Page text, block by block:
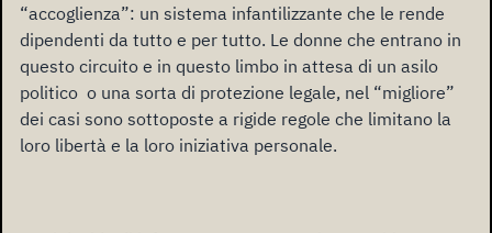
“accoglienza”: un sistema infantilizzante che le rende
dipendenti da tutto e per tutto. Le donne che entrano in
questo circuito e in questo limbo in attesa di un asilo
politico o una sorta di protezione legale, nel “migliore”
dei casi sono sottoposte a rigide regole che limitano la
loro libertà e la loro iniziativa personale.